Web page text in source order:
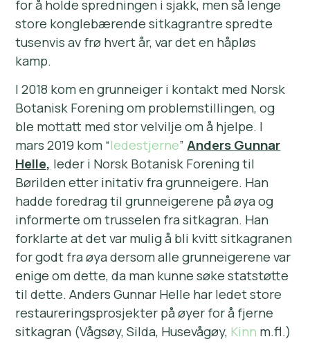
for å holde spredningen i sjakk, men så lenge
store konglebærende sitkagrantre spredte
tusenvis av frø hvert år, var det en håpløs
kamp.
I 2018 kom en grunneiger i kontakt med Norsk
Botanisk Forening om problemstillingen, og
ble mottatt med stor velvilje om å hjelpe. I
mars 2019 kom “ledestjerne”Anders Gunnar
Helle, leder i Norsk Botanisk Forening til
Børilden etter initativ fra grunneigere. Han
hadde foredrag til grunneigerene på øya og
informerte om trusselen fra sitkagran. Han
forklarte at det var mulig å bli kvitt sitkagranen
for godt fra øya dersom alle grunneigerene var
enige om dette, da man kunne søke statstøtte
til dette. Anders Gunnar Helle har ledet store
restaureringsprosjekter på øyer for å fjerne
sitkagran (Vågsøy, Silda, Husevågøy, Kinn m.fl.)